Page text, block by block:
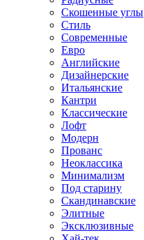
Скошенные углы
Стиль
Современные
Евро
Английские
Дизайнерские
Итальянские
Кантри
Классические
Лофт
Модерн
Прованс
Неоклассика
Минимализм
Под старину
Скандинавские
Элитные
Эксклюзивные